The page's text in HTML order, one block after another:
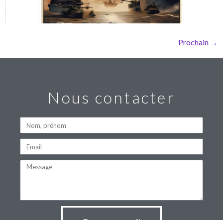
Prochain →
Nous contacter